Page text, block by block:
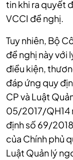
tin khi ra quyết
VCCI đề nghị.
Tuy nhiên, Bộ
đề nghị này với
điều kiện,
đáp ứng quy
CP và Luật
05/2017/QH14
định số 69/
của Chính phủ
Luật Quản lý